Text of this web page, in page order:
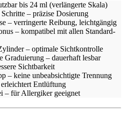
bis 24 ml (verlängerte Skala)
– präzise Dosierung
– verringerte Reibung, leichtgängig
– kompatibel mit allen Standard-
– optimale Sichtkontrolle
Graduierung – dauerhaft lesbar
Sichtbarkeit
– keine unbeabsichtigte Trennung
Entlüftung
– für Allergiker geeignet